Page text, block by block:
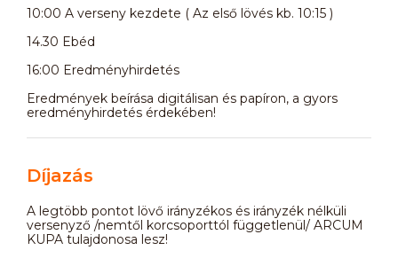
10:00 A verseny kezdete ( Az első lövés kb. 10:15 )
14.30 Ebéd
16:00 Eredményhirdetés
Eredmények beírása digitálisan és papíron, a gyors
eredményhirdetés érdekében!
Díjazás
A legtöbb pontot lövő irányzékos és irányzék nélküli
versenyző /nemtől korcsoporttól függetlenül/ ARCUM
KUPA tulajdonosa lesz!